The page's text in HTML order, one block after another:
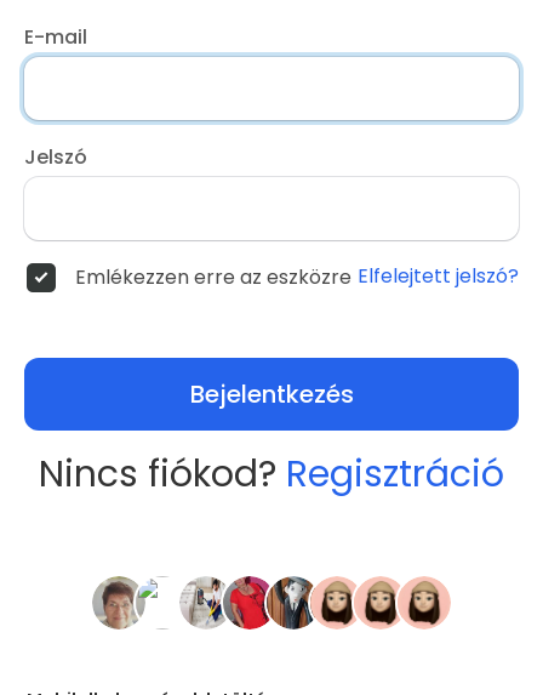
E-mail
Jelszó
Emlékezzen erre az eszközre Elfelejtett jelszó?
Bejelentkezés
Nincs fiókod? Regisztráció